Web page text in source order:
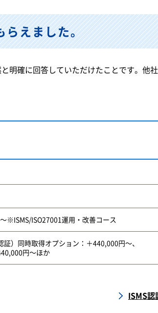
らえました。
明確に回答していただけたことです。他
※ISMS/ISO27001運用・改善コース
）同時取得オプション：＋440,000円～、
円～ほか
ISMS認